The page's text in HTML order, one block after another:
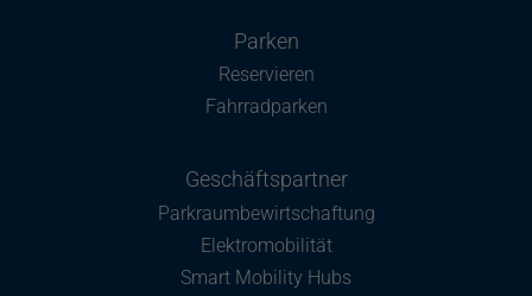
Parken
Reservieren
Fahrradparken
Geschäftspartner
Parkraumbewirtschaftung
Elektromobilität
Smart Mobility Hubs